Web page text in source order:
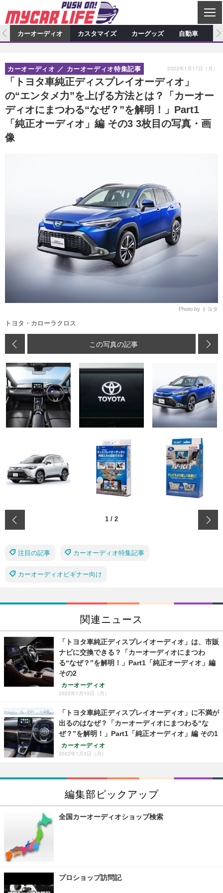
C
L
S
E
カーオーディオ
プロショップ検索 ショップ訪問記
カーオーディオニュース デモカー製作記
その他
カスタマイズ特集記事 カスタマイズ新製品情報
カスタマイズニュース
カーグッズ
カーグッズ特集記事 カーグッズ新製品情報
カーグッズニュース
自動車
ニュース 試乗記
アクセスランキング
カーオーディオ カスタマイズ カーグッズ 自動車
「トヨタ車純正ディスプレイオーディオ」
の“エンタメ力”を上げる方法とは？「カーオー
ディオにまつわる“なぜ？”を解明！」Part1
「純正オーディオ」編 その3 3枚目の写真・画
像
カーオーディオ カーオーディオ特集記事 2022年1月17日（月）
Photo by トヨタ
トヨタ・カローラクロス
この写真の記事
1 / 2
注目の記事 カーオーディオ特集記事
カーオーディオビギナー向け
関連ニュース
「トヨタ車純正ディスプレイオーディオ」は、市販
ナビに交換できる？「カーオーディオにまつわ
る“なぜ？”を解明！」Part1「純正オーディオ」編
その2
カーオーディオ
2022年1月10日（月）
「トヨタ車純正ディスプレイオーディオ」に不満が
出るのはなぜ？「カーオーディオにまつわる“な
ぜ？”を解明！」Part1「純正オーディオ」編 その1
カーオーディオ
2022年1月3日（月）
編集部ピックアップ
全国カーオーディオショップ検索
プロショップ訪問記